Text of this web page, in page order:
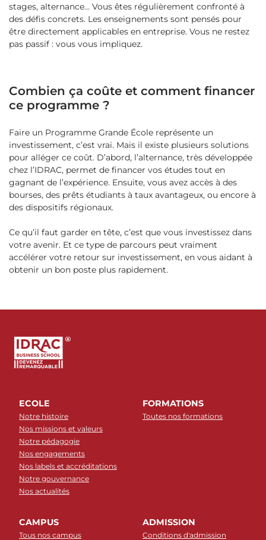
stages, alternance… Vous êtes régulièrement confronté à
des défis concrets. Les enseignements sont pensés pour
être directement applicables en entreprise. Vous ne restez
pas passif : vous vous impliquez.
Combien ça coûte et comment financer
ce programme ?
Faire un Programme Grande École représente un
investissement, c’est vrai. Mais il existe plusieurs solutions
pour alléger ce coût. D’abord, l’alternance, très développée
chez l’IDRAC, permet de financer vos études tout en
gagnant de l’expérience. Ensuite, vous avez accès à des
bourses, des prêts étudiants à taux avantageux, ou encore à
des dispositifs régionaux.
Ce qu’il faut garder en tête, c’est que vous investissez dans
votre avenir. Et ce type de parcours peut vraiment
accélérer votre retour sur investissement, en vous aidant à
obtenir un bon poste plus rapidement.
ECOLE
Notre histoire
Nos missions et valeurs
Notre pédagogie
Nos engagements
Nos labels et accréditations
Notre gouvernance
Nos actualités
FORMATIONS
Toutes nos formations
CAMPUS
Tous nos campus
ADMISSION
Conditions d'admission